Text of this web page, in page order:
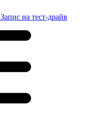
Запис на тест-драйв